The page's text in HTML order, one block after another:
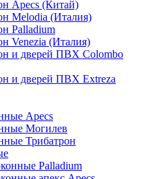
Apecs (Китай)
Melodia (Италия)
Palladium
Venezia (Италия)
и дверей ПВХ Colombo
и дверей ПВХ Extreza
Apecs
Могилев
Трибатрон
Palladium